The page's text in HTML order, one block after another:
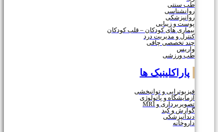
طب سنتی
روانشناسی
روانپزشکی
پوست و زیبایی
بیماری های کودکان – قلب کودکان
کنترل و مدیریت درد
چند تخصصی چاقی
واریس
طب ورزشی
پاراکلینیک ها
فیزیوتراپی و توانبخشی
آزمایشگاه و پاتولوژی
تصویربرداری و MRI
گوارش و کبد
دندانپزشکی
داروخانه